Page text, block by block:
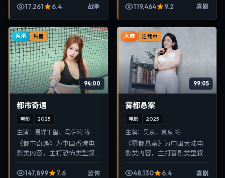
面清晰，适合移动端与电视
17,261 6.4 战争
晰，适合移动端与电视端随
119,464 9.2 喜剧
香港 热播
94:00
都市奇遇
电影 2025
主演： 易烊千玺、马伊琍 等
《都市奇遇》为中国香港电
影类内容，主打恐怖类型叙
适合移动端与电视端随时在
147,899 7.6 恐怖
大陆 连载中
99:05
雾都悬案
电影 2025
主演： 吴京、袁泉 等
《雾都悬案》为中国大陆电
影类内容，主打喜剧类型叙
适合移动端与电视端随时在
48,130 6.4 喜剧